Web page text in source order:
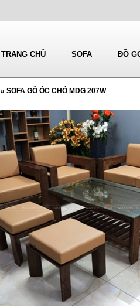
TRANG CHỦ SOFA ĐỒ
» SOFA GỖ ÓC CHÓ MDG 207W